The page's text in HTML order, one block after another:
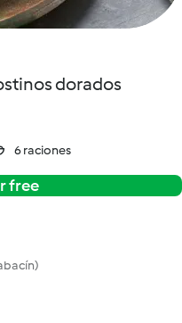
dorados
6 raciones
free